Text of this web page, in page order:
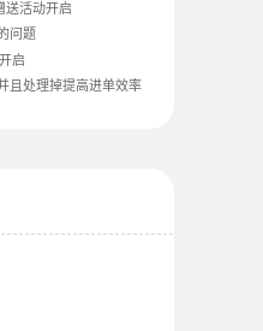
送活动开启
问题
启
且处理掉提高进单效率